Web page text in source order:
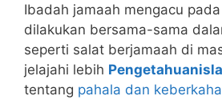
Ibadah jamaah mengacu
dilakukan bersama-sama
seperti salat berjamaah di
jelajahi lebih
tentang pahala dan